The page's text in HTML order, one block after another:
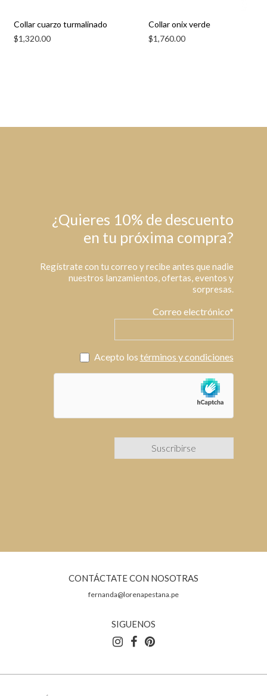
Collar cuarzo turmalinado
$1,320.00
Collar onix verde
$1,760.00
¿Quieres 10% de descuento
en tu próxima compra?
Regístrate con tu correo y recibe antes que nadie
nuestros lanzamientos, ofertas, eventos y
sorpresas.
Correo electrónico*
Acepto los términos y condiciones
CONTÁCTATE CON NOSOTRAS
fernanda@lorenapestana.pe
SIGUENOS